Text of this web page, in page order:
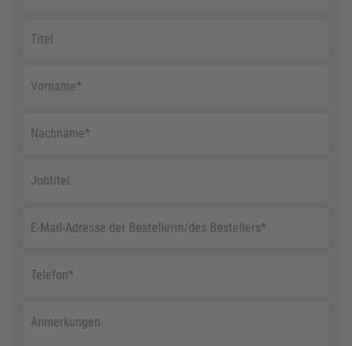
Titel
Vorname*
Nachname*
Jobtitel
E-Mail-Adresse der Bestellerin/des Bestellers*
Telefon*
Anmerkungen